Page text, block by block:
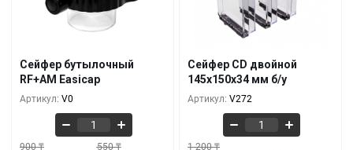
Сейфер бутылочный
RF+AM Easicap
Артикул: V0
900 ₸ 550 ₸
Сейфер CD двойной
145х150х34 мм б/у
Артикул: V272
1 200 ₸